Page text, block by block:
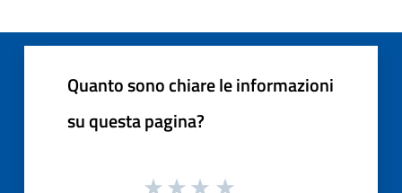
Quanto sono chiare le informazioni
su questa pagina?